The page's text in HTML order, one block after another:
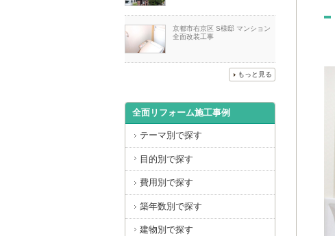
京都市右京区 S様邸 マンション
全面改装工事
もっと見る
全面リフォーム施工事例
テーマ別で探す
目的別で探す
費用別で探す
築年数別で探す
建物別で探す